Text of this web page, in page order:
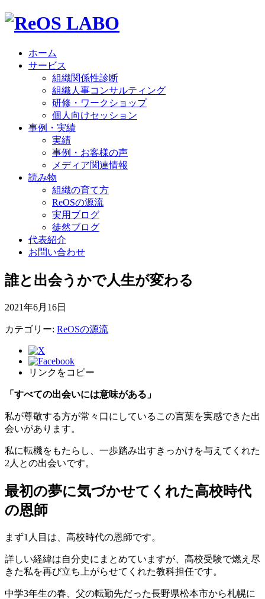
ホーム
サービス
組織関係性診断
組織人事コンサルティング
研修・ワークショップ
個人向けセッション
事例・実績
実績
事例・お客様の声
メディア関連情報
読み物
組織の育て方
ReOSの源流
実用ブログ
徒然ブログ
代表紹介
お問い合わせ
誰と出会うかで人生が変わる
2021年6月16日
カテゴリー: ReOSの源流
リンクをコピー
「 すべての出会いには意味がある 」
私が尊敬する方が常々口にしているこの言葉を実感できた出
会いがあります。
私に転機をもたらし、一歩踏み出すきっかけを与えてくれた
2人との出会いです。
最初の夢に気づかせてくれた高校時代
の恩師
まず1人目は、高校時代の恩師です。
詳しい経緯は自分史にまとめていますが、高校受験で燃え尽
きた私を再び立ち上がらせてくれた教科担任です。
中学3年生の春、父の転勤先だった長野県松本市から札幌に